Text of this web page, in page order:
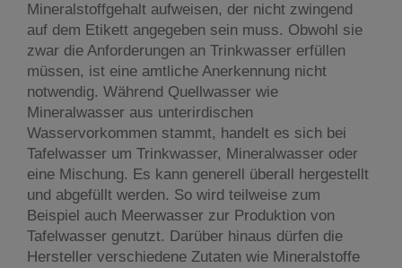
Mineralstoffgehalt aufweisen, der nicht zwingend
auf dem Etikett angegeben sein muss. Obwohl sie
zwar die Anforderungen an Trinkwasser erfüllen
müssen, ist eine amtliche Anerkennung nicht
notwendig. Während Quellwasser wie
Mineralwasser aus unterirdischen
Wasservorkommen stammt, handelt es sich bei
Tafelwasser um Trinkwasser, Mineralwasser oder
eine Mischung. Es kann generell überall hergestellt
und abgefüllt werden. So wird teilweise zum
Beispiel auch Meerwasser zur Produktion von
Tafelwasser genutzt. Darüber hinaus dürfen die
Hersteller verschiedene Zutaten wie Mineralstoffe